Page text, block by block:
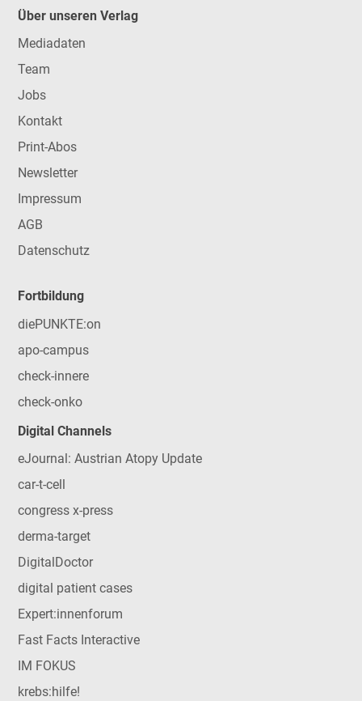
Über unseren Verlag
Mediadaten
Team
Jobs
Kontakt
Print-Abos
Newsletter
Impressum
AGB
Datenschutz
Fortbildung
diePUNKTE:on
apo-campus
check-innere
check-onko
Digital Channels
eJournal: Austrian Atopy Update
car-t-cell
congress x-press
derma-target
DigitalDoctor
digital patient cases
Expert:innenforum
Fast Facts Interactive
IM FOKUS
krebs:hilfe!